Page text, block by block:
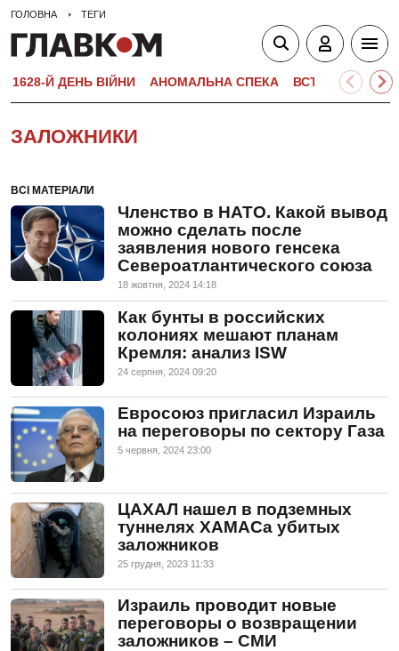
ГОЛОВНА ТЕГИ
1628-Й ДЕНЬ ВІЙНИ АНОМАЛЬНА СПЕКА ВСТУПНА
ЗАЛОЖНИКИ
ВСІ МАТЕРІАЛИ
Членство в НАТО. Какой вывод
можно сделать после
заявления нового генсека
Североатлантического союза
18 жовтня, 2024 14:18
Как бунты в российских
колониях мешают планам
Кремля: анализ ISW
24 серпня, 2024 09:20
Евросоюз пригласил Израиль
на переговоры по сектору Газа
5 червня, 2024 23:00
ЦАХАЛ нашел в подземных
туннелях ХАМАСа убитых
заложников
25 грудня, 2023 11:33
Израиль проводит новые
переговоры о возвращении
заложников – СМИ